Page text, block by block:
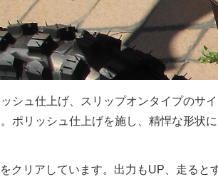
シュ仕上げ、スリップオンタイプのサ
ポリッシュ仕上げを施し、精悍な形状に
クリアしています。出力もUP、走ると